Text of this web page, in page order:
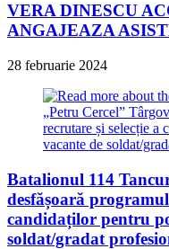
VERA DINESCU
ANGAJEAZA
28 februarie 2024
Batalionul 114
desfășoară
candidaților pentru
soldat/gradat